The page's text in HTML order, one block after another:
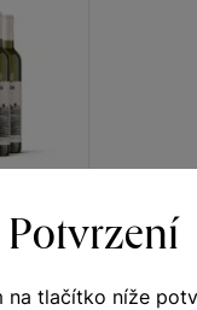
Potvrzení
na tlačítko níže